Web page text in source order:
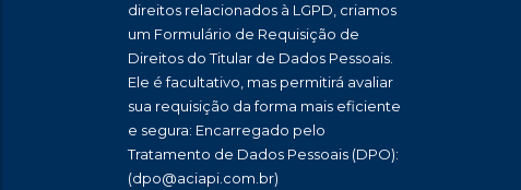
direitos relacionados à LGPD, criamos
um Formulário de Requisição de
Direitos do Titular de Dados Pessoais.
Ele é facultativo, mas permitirá avaliar
sua requisição da forma mais eficiente
e segura: Encarregado pelo
Tratamento de Dados Pessoais (DPO):
(dpo@aciapi.com.br)